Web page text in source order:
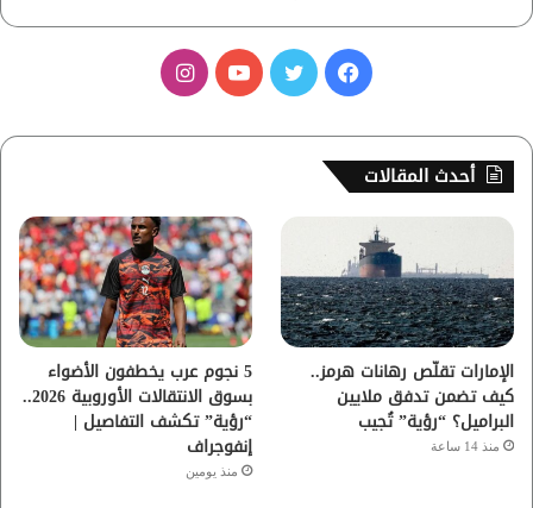
س
ب
ك
ي
و
ب
ت
ق
ر
م
أحدث المقالات
الإمارات تقلّص رهانات هرمز..
كيف تضمن تدفق ملايين
البراميل؟ “رؤية” تُجيب
منذ 14 ساعة
5 نجوم عرب يخطفون الأضواء
بسوق الانتقالات الأوروبية 2026..
“رؤية” تكشف التفاصيل |
إنفوجراف
منذ يومين